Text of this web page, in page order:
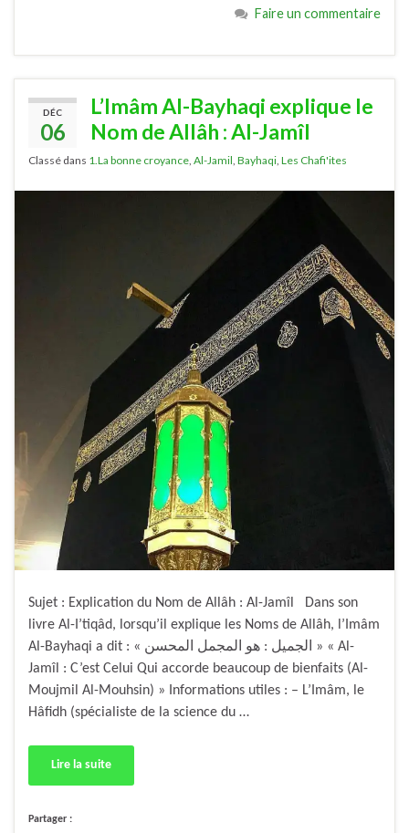
Faire un commentaire
DÉC
06
L’Imâm Al-Bayhaqi explique le
Nom de Allâh : Al-Jamîl
Classé dans 1.La bonne croyance Al-Jamil Bayhaqi Les Chafi'ites
Sujet : Explication du Nom de Allâh : Al-Jamîl Dans son
livre Al-I’tiqâd, lorsqu’il explique les Noms de Allâh, l’Imâm
Al-Bayhaqi a dit : « الجميل : هو المجمل المحسن » « Al-
Jamîl : C’est Celui Qui accorde beaucoup de bienfaits (Al-
Moujmil Al-Mouhsin) » Informations utiles : – L’Imâm, le
Hâfidh (spécialiste de la science du …
Lire la suite
Partager :